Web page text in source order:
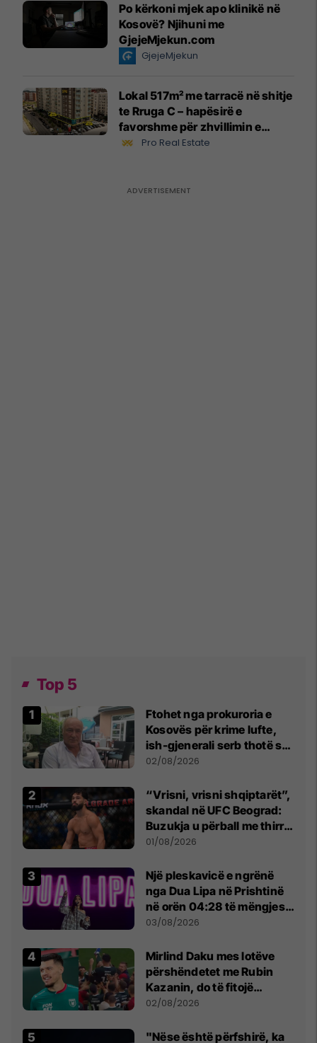
Po kërkoni mjek apo klinikë në
Kosovë? Njihuni me
GjejeMjekun.com
GjejeMjekun
Lokal 517m² me tarracë në shitje
te Rruga C – hapësirë e
favorshme për zhvillimin e
biznesit #15796
Pro Real Estate
Top 5
Ftohet nga prokuroria e
Kosovës për krime lufte,
ish-gjenerali serb thotë se
dikush e tradhtoi në
02/08/2026
“Vrisni, vrisni shqiptarët”,
skandal në UFC Beograd:
Buzukja u përball me thirrje
anti-shqiptare nga
01/08/2026
Një pleskavicë e ngrënë
nga Dua Lipa në Prishtinë
në orën 04:28 të mëngjesit
- dhe bota digjitale serbe
03/08/2026
Mirlind Daku mes lotëve
përshëndetet me Rubin
Kazanin, do të fitojë
miliona te Spartak Moska
02/08/2026
"Nëse është përfshirë, ka